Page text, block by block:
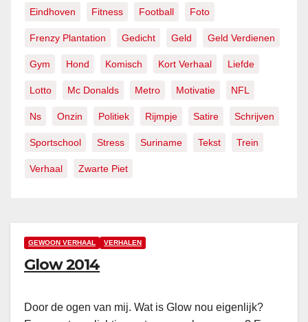
Eindhoven Fitness Football Foto
Frenzy Plantation Gedicht Geld Geld Verdienen
Gym Hond Komisch Kort Verhaal Liefde
Lotto Mc Donalds Metro Motivatie NFL
Ns Onzin Politiek Rijmpje Satire Schrijven
Sportschool Stress Suriname Tekst Trein
Verhaal Zwarte Piet
GEWOON VERHAAL VERHALEN
Glow 2014
Door de ogen van mij. Wat is Glow nou eigenlijk?